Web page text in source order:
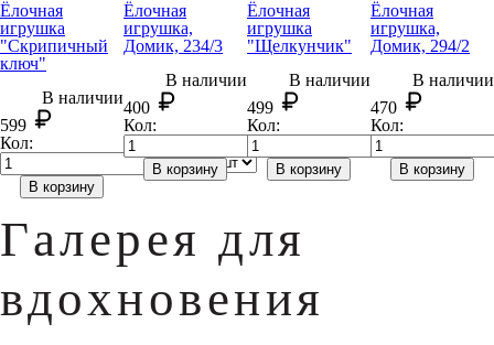
Ёлочная
игрушка
"Скрипичный
ключ"
В наличии
599
Кол:
В корзину
Ёлочная
игрушка,
Домик, 234/3
В наличии
400
Кол:
В корзину
Ёлочная
игрушка
"Щелкунчик"
В наличии
499
Кол:
В корзину
Ёлочная
игрушка,
Домик, 294/2
В наличии
470
Кол:
В корзину
Галерея для
вдохновения